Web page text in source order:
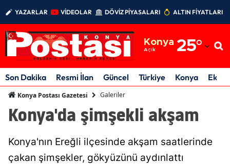
YAZARLAR VİDEOLAR DÖVİZ PİYASALARI ALTIN FİYATLARI
Konya
Açık 25°
Adıyaman
Afyonkarahisar
Amasya
Antalya
Son Dakika Resmi İlan Güncel Türkiye Konya
Konya Postası Gazetesi Galeriler
Konya'da şimşekli akşam
Konya'nın Ereğli ilçesinde akşam saatlerinde
çakan şimşekler, gökyüzünü aydınlattı